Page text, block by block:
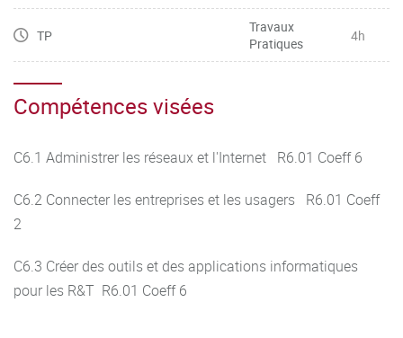
TP
Travaux
Pratiques
4h
Compétences visées
C6.1 Administrer les réseaux et l'Internet R6.01 Coeff 6
C6.2 Connecter les entreprises et les usagers R6.01 Coeff
2
C6.3 Créer des outils et des applications informatiques
pour les R&T R6.01 Coeff 6